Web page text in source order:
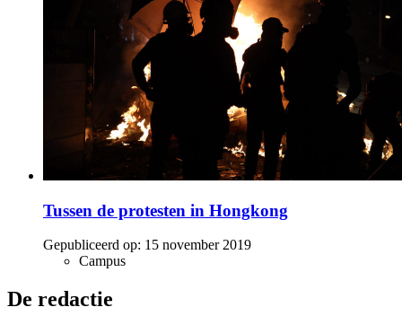
Tussen de protesten in Hongkong
Gepubliceerd op: 15 november 2019
Campus
De redactie